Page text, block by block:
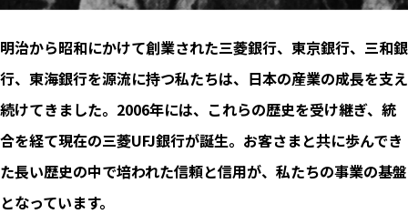
明治から昭和にかけて創業された三菱銀行、東京銀行、三和銀
行、東海銀行を源流に持つ私たちは、日本の産業の成長を支え
続けてきました。2006年には、これらの歴史を受け継ぎ、統
合を経て現在の三菱UFJ銀行が誕生。お客さまと共に歩んでき
た長い歴史の中で培われた信頼と信用が、私たちの事業の基盤
となっています。